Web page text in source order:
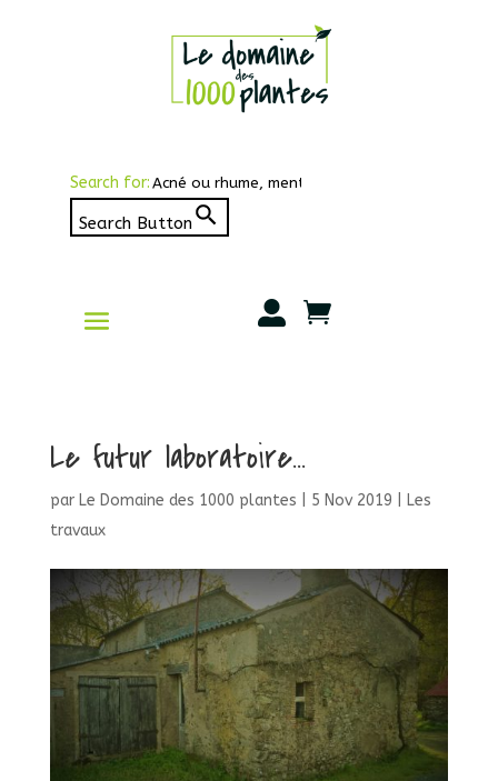
Search for:
Search Button
 
Le futur laboratoire…
par Le Domaine des 1000 plantes 5 Nov 2019
Les
travaux